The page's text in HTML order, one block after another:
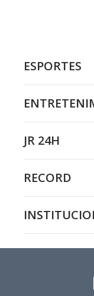
ESPORTES
JR 24H
RECORD